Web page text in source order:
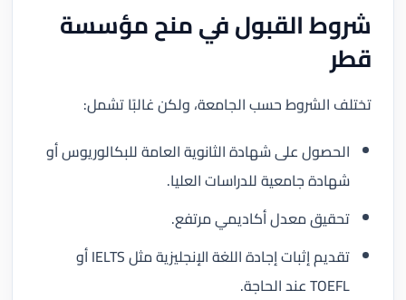
شروط القبول في منح مؤسسة
قطر
تختلف الشروط حسب الجامعة، ولكن غالبًا تشمل:
الحصول على شهادة الثانوية العامة للبكالوريوس أو
شهادة جامعية للدراسات العليا.
تحقيق معدل أكاديمي مرتفع.
تقديم إثبات إجادة اللغة الإنجليزية مثل IELTS أو
TOEFL عند الحاجة.